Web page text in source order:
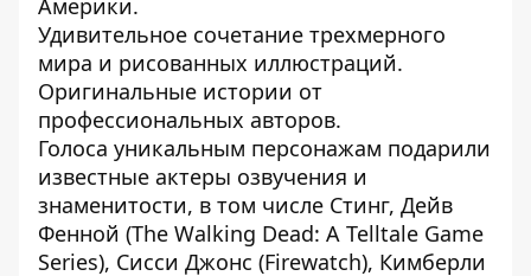
Америки.
Удивительное сочетание трехмерного
мира и рисованных иллюстраций.
Оригинальные истории от
профессиональных авторов.
Голоса уникальным персонажам подарили
известные актеры озвучения и
знаменитости, в том числе Стинг, Дейв
Фенной (The Walking Dead: A Telltale Game
Series), Сисси Джонс (Firewatch), Кимберли